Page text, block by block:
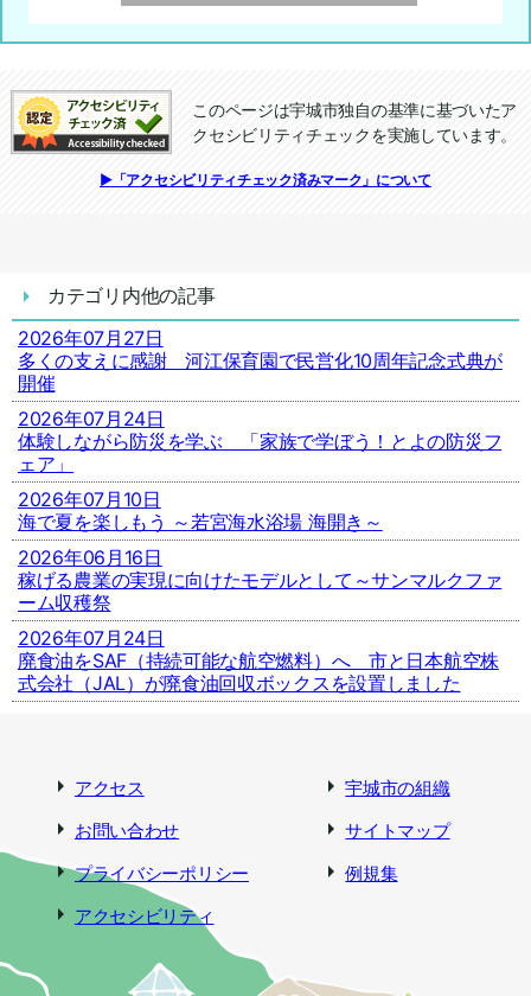
追加情報：アクセシビリティチェック
このページは宇城市独自の基準に基づいたア
クセシビリティチェックを実施しています。
▶「アクセシビリティチェック済みマーク」について
カテゴリ内他の記事
2026年07月27日
多くの支えに感謝 河江保育園で民営化10周年記念式典が
開催
2026年07月24日
体験しながら防災を学ぶ 「家族で学ぼう！とよの防災フ
ェア」
2026年07月10日
海で夏を楽しもう ～若宮海水浴場 海開き～
2026年06月16日
稼げる農業の実現に向けたモデルとして～サンマルクファ
ーム収穫祭
2026年07月24日
廃食油をSAF（持続可能な航空燃料）へ 市と日本航空株
式会社（JAL）が廃食油回収ボックスを設置しました
アクセス
宇城市の組織
お問い合わせ
サイトマップ
プライバシーポリシー
例規集
アクセシビリティ